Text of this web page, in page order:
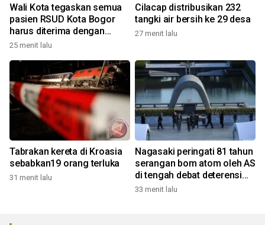
Wali Kota tegaskan semua
pasien RSUD Kota Bogor
harus diterima dengan
profesional
25 menit lalu
Cilacap distribusikan 232
tangki air bersih ke 29 desa
27 menit lalu
Tabrakan kereta di Kroasia
sebabkan19 orang terluka
31 menit lalu
Nagasaki peringati 81 tahun
serangan bom atom oleh AS
di tengah debat deterensi
nuklir
33 menit lalu